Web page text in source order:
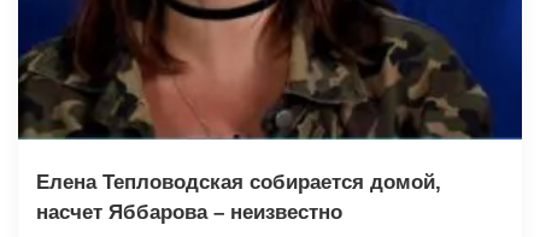
Елена Тепловодская собирается домой,
насчет Яббарова – неизвестно